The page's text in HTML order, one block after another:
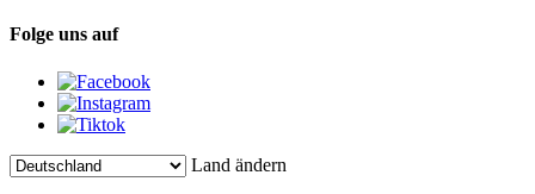
Folge uns auf
Land ändern